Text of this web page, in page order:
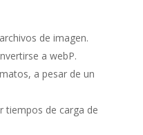
de imagen.
a webP.
a pesar de un
tiempos de carga de